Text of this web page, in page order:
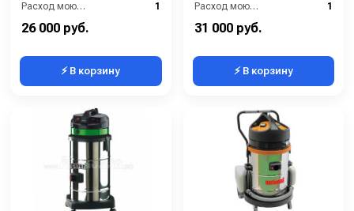
Расход моющего раствора (л/мин):
1
Разряжение (мБар):
26 000 руб.
⚡ В корзину
Расход моющего раствора (л/мин):
1
Разряжение (мБар):
31 000 руб.
⚡ В корзину